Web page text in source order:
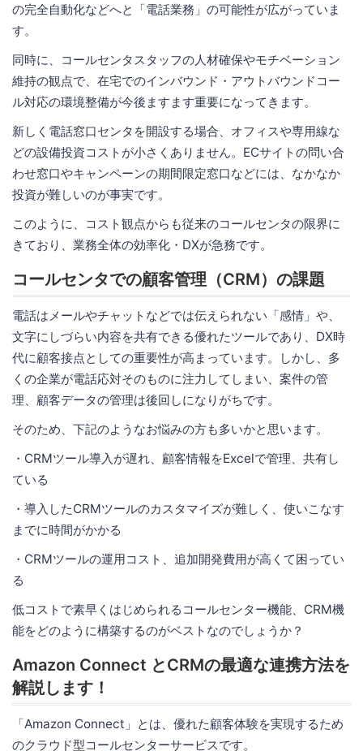
の完全自動化などへと「電話業務」の可能性が広がっていま
す。
同時に、コールセンタスタッフの人材確保やモチベーション
維持の観点で、在宅でのインバウンド・アウトバウンドコー
ル対応の環境整備が今後ますます重要になってきます。
新しく電話窓口センタを開設する場合、オフィスや専用線な
どの設備投資コストが小さくありません。ECサイトの問い合
わせ窓口やキャンペーンの期間限定窓口などには、なかなか
投資が難しいのが事実です。
このように、コスト観点からも従来のコールセンタの限界に
きており、業務全体の効率化・DXが急務です。
コールセンタでの顧客管理（CRM）の課題
電話はメールやチャットなどでは伝えられない「感情」や、
文字にしづらい内容を共有できる優れたツールであり、DX時
代に顧客接点としての重要性が高まっています。しかし、多
くの企業が電話応対そのものに注力してしまい、案件の管
理、顧客データの管理は後回しになりがちです。
そのため、下記のようなお悩みの方も多いかと思います。
・CRMツール導入が遅れ、顧客情報をExcelで管理、共有し
ている
・導入したCRMツールのカスタマイズが難しく、使いこなす
までに時間がかかる
・CRMツールの運用コスト、追加開発費用が高くて困ってい
る
低コストで素早くはじめられるコールセンター機能、CRM機
能をどのように構築するのがベストなのでしょうか？
Amazon Connect とCRMの最適な連携方法を
解説します！
「Amazon Connect」とは、優れた顧客体験を実現するため
のクラウド型コールセンターサービスです。